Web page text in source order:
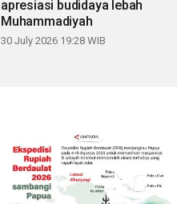
apresiasi budidaya lebah
Muhammadiyah
30 July 2026 19:28 WIB